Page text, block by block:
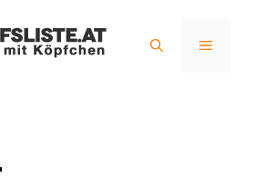
MENÜ